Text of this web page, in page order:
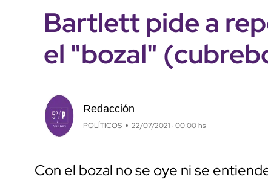
Bartlett pide a
el "bozal"
Redacción
POLÍTICOS 22/07/2021 · 00:00 hs
Con el bozal no se oye ni se